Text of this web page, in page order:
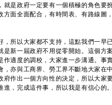
就是政府一定要有一個積極的角色要
方面全面配合，有時間表、有路線圖
所以大家都不支持，這點我們一早
是新一屆政府不用從零開始。這個方
作適度的調校，大家進一步溝通。事
，亦與工商界、勞工界不斷地大家在
府作出一個方向性的決定，所以大家
進，完成這件事，所以我是有信心的